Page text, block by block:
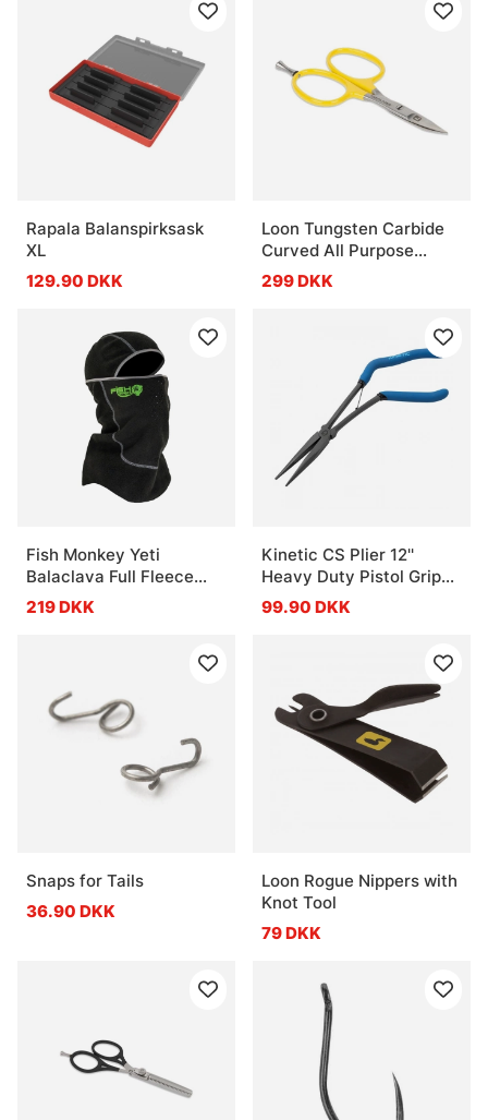
Rapala Balanspirksask
XL
129.90 DKK
Loon Tungsten Carbide
Curved All Purpose
Scissors
299 DKK
Fish Monkey Yeti
Balaclava Full Fleece
Head Cover
219 DKK
Kinetic CS Plier 12''
Heavy Duty Pistol Grip
Blue/Black
99.90 DKK
Snaps for Tails
36.90 DKK
Loon Rogue Nippers with
Knot Tool
79 DKK